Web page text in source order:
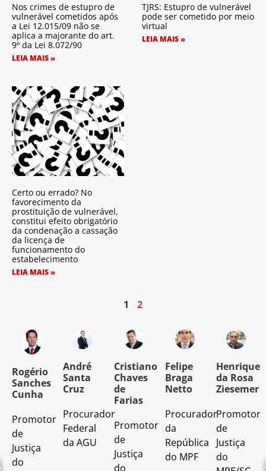
Nos crimes de estupro de
vulnerável cometidos após
a Lei 12.015/09 não se
aplica a majorante do art.
9º da Lei 8.072/90
LEIA MAIS »
TJRS: Estupro de vulnerável
pode ser cometido por meio
virtual
LEIA MAIS »
Certo ou errado? No
favorecimento da
prostituição de vulnerável,
constitui efeito obrigatório
da condenação a cassação
da licença de
funcionamento do
estabelecimento
LEIA MAIS »
1 2
Rogério
Sanches
Cunha
Promotor
de
Justiça
do
André
Santa
Cruz
Procurador
Federal
da AGU
Cristiano
Chaves
de
Farias
Promotor
de
Justiça
do
Felipe
Braga
Netto
Procurador
da
República
do MPF
Henrique
da Rosa
Ziesemer
Promotor
de
Justiça
do